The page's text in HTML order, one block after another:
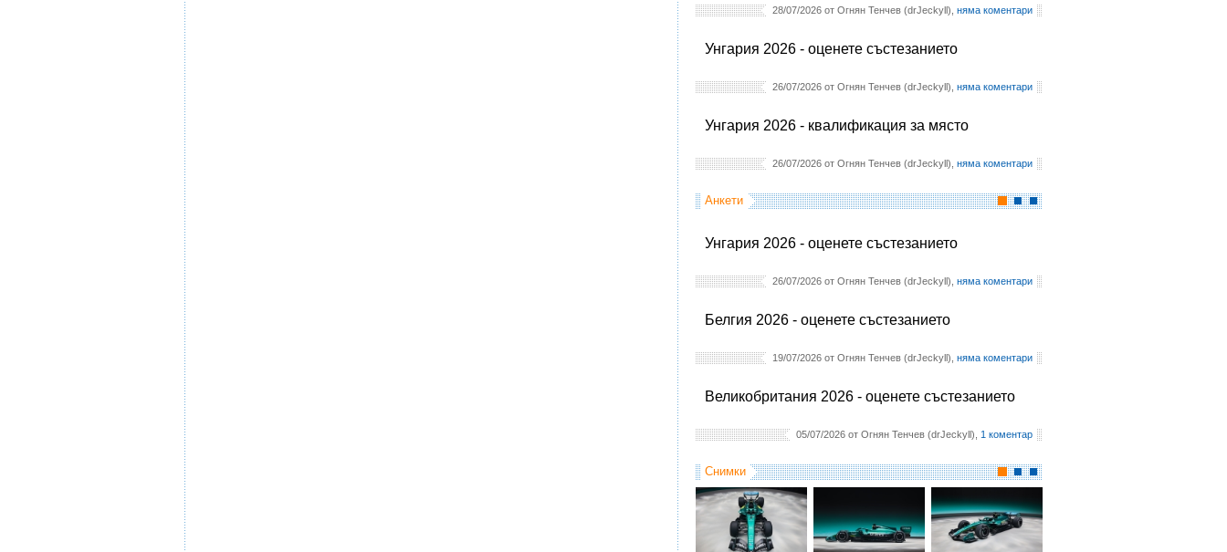
28/07/2026 от Огнян Тенчев (drJeckyll), няма коментари
Унгария 2026 - оценете състезанието
26/07/2026 от Огнян Тенчев (drJeckyll), няма коментари
Унгария 2026 - квалификация за място
26/07/2026 от Огнян Тенчев (drJeckyll), няма коментари
Анкети
Унгария 2026 - оценете състезанието
26/07/2026 от Огнян Тенчев (drJeckyll), няма коментари
Белгия 2026 - оценете състезанието
19/07/2026 от Огнян Тенчев (drJeckyll), няма коментари
Великобритания 2026 - оценете състезанието
05/07/2026 от Огнян Тенчев (drJeckyll), 1 коментар
Снимки